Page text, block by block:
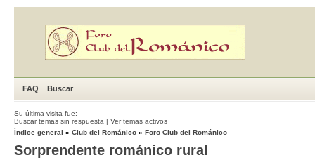
FAQ Buscar
Su última visita fue:
Buscar temas sin respuesta | Ver temas activos
Índice general » Club del Románico » Foro Club del Románico
Sorprendente románico rural